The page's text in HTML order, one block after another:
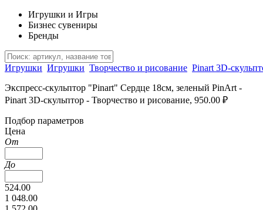
Игрушки и Игры
Бизнес сувениры
Бренды
Игрушки Игрушки Творчество и рисование Pinart 3D-
Экспресс-скульптор "Pinart" Сердце 18см, зеленый PinArt -
Pinart 3D-скульптор - Творчество и рисование, 950.00 ₽
Подбор параметров
Цена
От
До
524.00
1 048.00